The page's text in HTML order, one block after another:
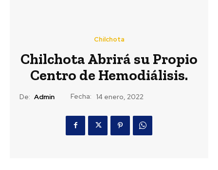
Chilchota
Chilchota Abrirá su Propio
Centro de Hemodiálisis.
De: Admin Fecha: 14 enero, 2022